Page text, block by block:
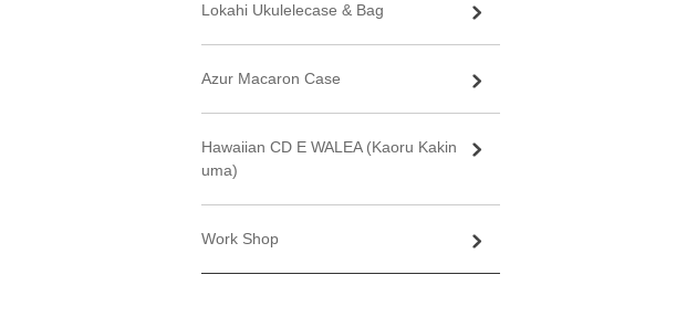
Lokahi Ukulelecase & Bag
Azur Macaron Case
Hawaiian CD E WALEA (Kaoru Kakin
uma)
Work Shop